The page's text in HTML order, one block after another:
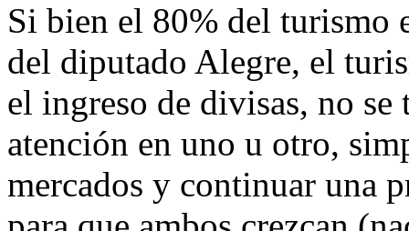
Si bien el 80% del turismo
del diputado Alegre, el
el ingreso de divisas, no se
atención en uno u otro,
mercados y continuar una